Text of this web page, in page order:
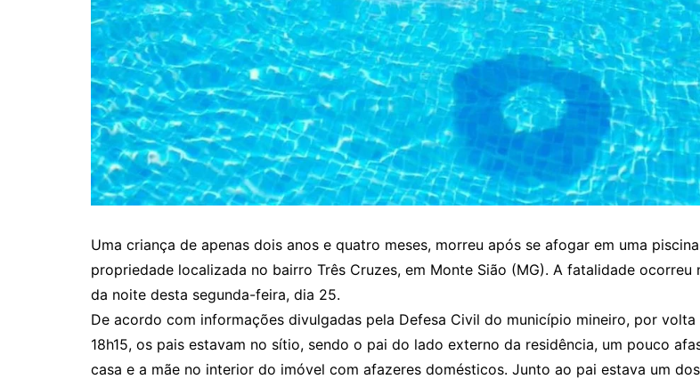
Uma criança de apenas dois anos e quatro meses, morreu após se afogar em uma
propriedade localizada no bairro Três Cruzes, em Monte Sião (MG). A fatalidade ocorreu
da noite desta segunda-feira, dia 25.
De acordo com informações divulgadas pela Defesa Civil do município mineiro, por volta
18h15, os pais estavam no sítio, sendo o pai do lado externo da residência, um pouco
casa e a mãe no interior do imóvel com afazeres domésticos. Junto ao pai estava um